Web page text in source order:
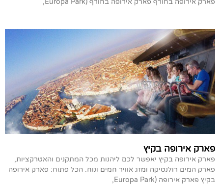
פארק אירופה בקיץ
פארק אירופה בקיץ יאפשר לכם ליהנות מכל המתקנים והאטרקציות,
פארק המים רולנטיקה ומזג אוויר חמים ונוח. הכל פתוח: פארק אירופה
בקיץ פארק אירופה (Europa Park,